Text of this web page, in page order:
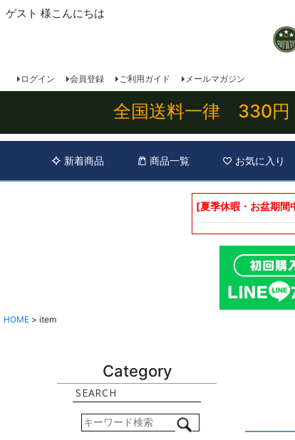
ゲスト 様こんにちは
ログイン 会員登録 ご利用ガイド メールマガジン
全国送料一律 330円
新着商品 商品一覧 お気に入り
[夏季休暇・お盆期間
HOME item
Category